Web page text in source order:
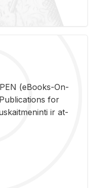
(eBo­oks-On-
for
ir at­